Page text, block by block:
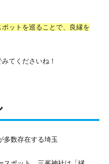
ットを巡ることで、良縁を
てくださいね！
多数存在する埼玉